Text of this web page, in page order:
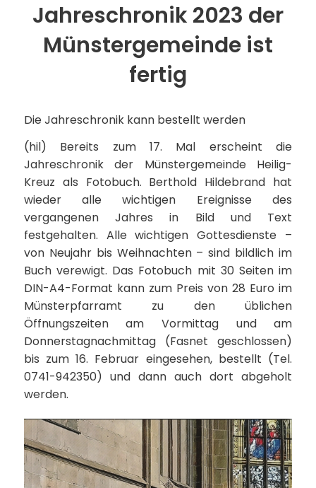
Jahreschronik 2023 der
Münstergemeinde ist
fertig
Die Jahreschronik kann bestellt werden
(hil) Bereits zum 17. Mal erscheint die
Jahreschronik der Münstergemeinde Heilig-
Kreuz als Fotobuch. Berthold Hildebrand hat
wieder alle wichtigen Ereignisse des
vergangenen Jahres in Bild und Text
festgehalten. Alle wichtigen Gottesdienste –
von Neujahr bis Weihnachten – sind bildlich im
Buch verewigt. Das Fotobuch mit 30 Seiten im
DIN-A4-Format kann zum Preis von 28 Euro im
Münsterpfarramt zu den üblichen
Öffnungszeiten am Vormittag und am
Donnerstagnachmittag (Fasnet geschlossen)
bis zum 16. Februar eingesehen, bestellt (Tel.
0741-942350) und dann auch dort abgeholt
werden.